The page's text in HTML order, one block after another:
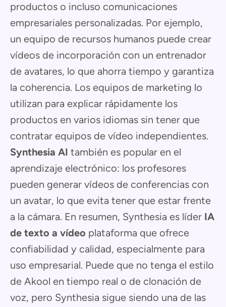
productos o incluso comunicaciones
empresariales personalizadas. Por ejemplo,
un equipo de recursos humanos puede crear
vídeos de incorporación con un entrenador
de avatares, lo que ahorra tiempo y garantiza
la coherencia. Los equipos de marketing lo
utilizan para explicar rápidamente los
productos en varios idiomas sin tener que
contratar equipos de vídeo independientes.
Synthesia AI también es popular en el
aprendizaje electrónico: los profesores
pueden generar vídeos de conferencias con
un avatar, lo que evita tener que estar frente
a la cámara. En resumen, Synthesia es líder IA
de texto a vídeo plataforma que ofrece
confiabilidad y calidad, especialmente para
uso empresarial. Puede que no tenga el estilo
de Akool en tiempo real o de clonación de
voz, pero Synthesia sigue siendo una de las